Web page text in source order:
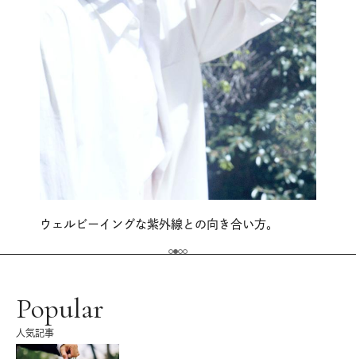
ウェルビーイングな紫外線との向き合い方。
Popular
人気記事